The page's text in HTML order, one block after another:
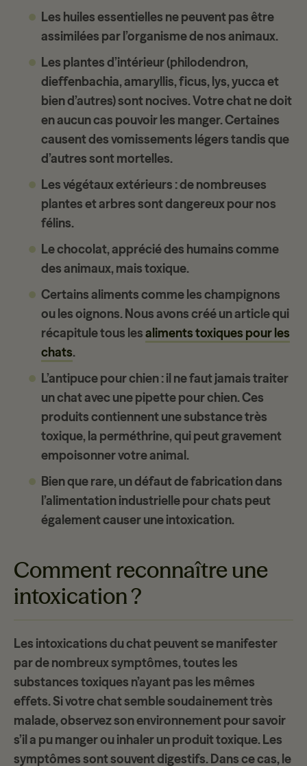
Les huiles essentielles ne peuvent pas être
assimilées par l’organisme de nos animaux.
Les plantes d’intérieur (philodendron,
dieffenbachia, amaryllis, ficus, lys, yucca et
bien d’autres) sont nocives. Votre chat ne doit
en aucun cas pouvoir les manger. Certaines
causent des vomissements légers tandis que
d’autres sont mortelles.
Les végétaux extérieurs : de nombreuses
plantes et arbres sont dangereux pour nos
félins.
Le chocolat, apprécié des humains comme
des animaux, mais toxique.
Certains aliments comme les champignons
ou les oignons. Nous avons créé un article qui
récapitule tous lesaliments toxiques pour les
chats.
L’antipuce pour chien : il ne faut jamais traiter
un chat avec une pipette pour chien. Ces
produits contiennent une substance très
toxique, la perméthrine, qui peut gravement
empoisonner votre animal.
Bien que rare, un défaut de fabrication dans
l’alimentation industrielle pour chats peut
également causer une intoxication.
Comment reconnaître une
intoxication ?
Les intoxications du chatpeuvent se manifester
par de nombreux symptômes, toutes les
substances toxiques n’ayant pas les mêmes
effets. Si votre chat semble soudainementtrès
malade, observez son environnement pour savoir
s’il a pu manger ou inhaler un produit toxique. Les
symptômes sont souventdigestifs. Dans ce cas, le